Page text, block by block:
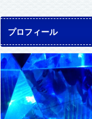
プロフィール